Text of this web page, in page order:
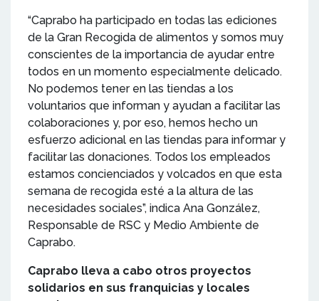
“Caprabo ha participado en todas las ediciones
de la Gran Recogida de alimentos y somos muy
conscientes de la importancia de ayudar entre
todos en un momento especialmente delicado.
No podemos tener en las tiendas a los
voluntarios que informan y ayudan a facilitar las
colaboraciones y, por eso, hemos hecho un
esfuerzo adicional en las tiendas para informar y
facilitar las donaciones. Todos los empleados
estamos concienciados y volcados en que esta
semana de recogida esté a la altura de las
necesidades sociales”, indica Ana González,
Responsable de RSC y Medio Ambiente de
Caprabo.
Caprabo lleva a cabo otros proyectos
solidarios en sus franquicias y locales